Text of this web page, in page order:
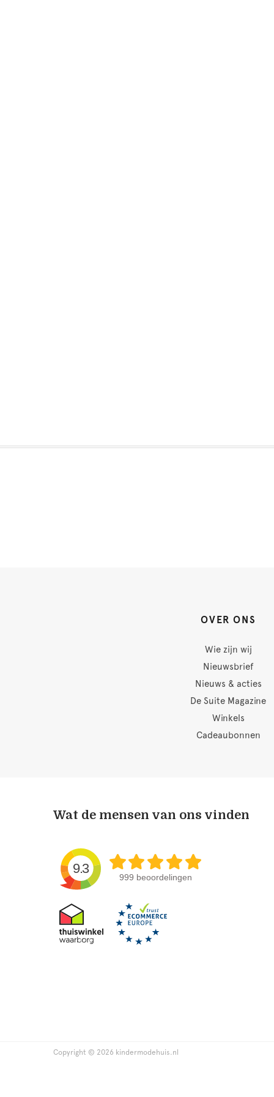
OVER ONS
Wie zijn wij
Nieuwsbrief
Nieuws & acties
De Suite Magazine
Winkels
Cadeaubonnen
Wat de mensen van ons vinden
9.3
999 beoordelingen
Copyright © 2026 kindermodehuis.nl